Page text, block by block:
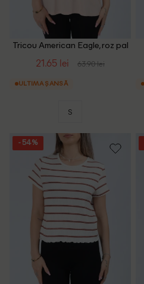
Tricou American Eagle, roz pal
21.65 lei 63.90 lei
ULTIMA ȘANSĂ
S
- 54%